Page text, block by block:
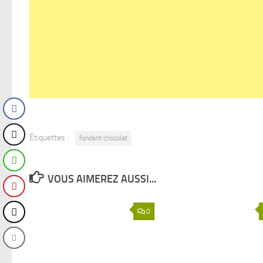
Étiquettes : fondant chocolat
VOUS AIMEREZ AUSSI...
0